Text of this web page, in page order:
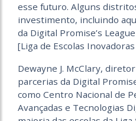
esse futuro. Alguns
investimento, incluindo
da Digital Promise’s
[Liga de Escolas
Dewayne J. McClary,
parcerias da Digital
como Centro Nacional de
Avançadas e Tecnologias